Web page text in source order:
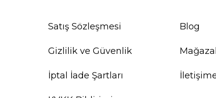
Satış Sözleşmesi
Gizlilik ve Güvenlik
İptal İade Şartları
Blog